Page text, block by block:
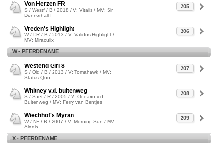
205
Von Herzen FR
S / Westf / B / 2018 / V: Vitalis / MV: Sir
Donnerhall I
206
Vreden's Highlight
W / DR / B / 2013 / V: Validos Highlight /
MV: Miraculix
W - PFERDENAME
207
Westend Girl 8
S / Old / B / 2013 / V: Tomahawk / MV:
Status Quo
208
Whitney v.d. buitenweg
S / Shet / R / 2005 / V: Oceano v.d.
Buitenweg / MV: Ferry van Bentjes
209
Wiechhof's Myran
W / NF / B / 2007 / V: Morning Sun / MV:
Aladin
X - PFERDENAME